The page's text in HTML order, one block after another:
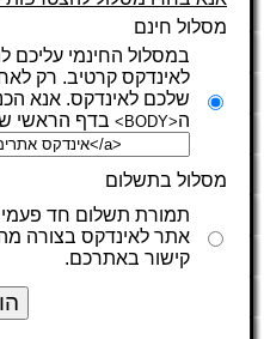
מסלול חינם
במסלול החינמי עליכם
לאינדקס קרטיב. רק
שלכם לאינדקס. אנא
ה<BODY> בדף הראשי
מסלול בתשלום
אתר לאינדקס בצורה
קישור באתרכם.